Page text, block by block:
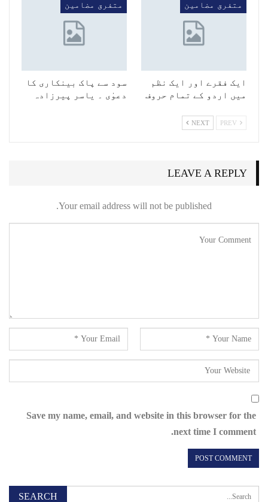
متفرق مضامین
ایک فقرے اور ایک نظم
میں اردو کے تمام حروف
متفرق مضامین
سود سے پاک بینکاری کا
دعوٰی ۔ یاسر پیرزادہ
NEXT
LEAVE A REPLY
Your email address will not be published.
Save my name, email, and website in this browser for the
next time I comment.